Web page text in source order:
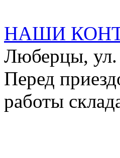
НАШИ
Люберцы, ул.
Перед
работы